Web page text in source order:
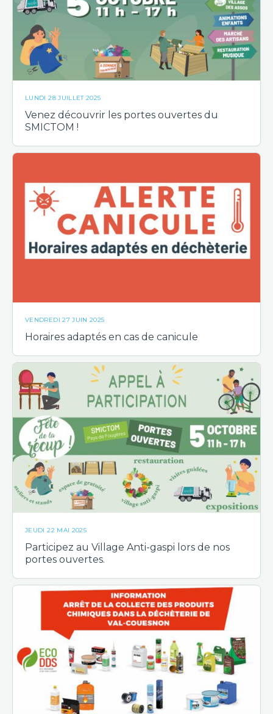
LUNDI 28 JUILLET 2025
Venez découvrir les portes ouvertes du
SMICTOM !
VENDREDI 27 JUIN 2025
Horaires adaptés en cas de canicule
JEUDI 22 MAI 2025
Participez au Village Anti-gaspi lors de nos
portes ouvertes.